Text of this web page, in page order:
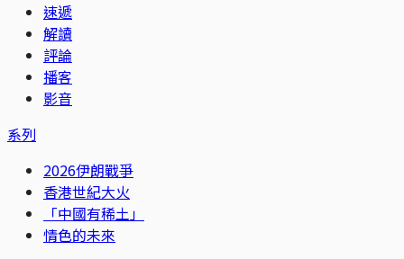
速遞
解讀
評論
播客
影音
系列
2026伊朗戰爭
香港世紀大火
「中國有稀土」
情色的未來